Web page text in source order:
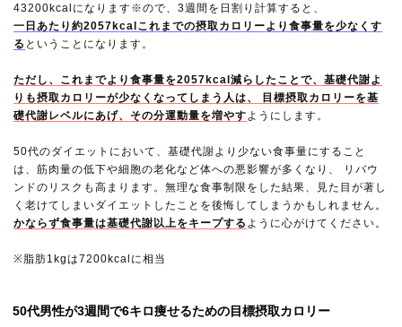
43200kcalになります※ので、3週間を日割り計算すると、
一日あたり約2057kcalこれまでの摂取カロリーより食事量を少なくす
る ということになります。
ただし、これまでより食事量を2057kcal減らしたことで、基礎代謝よ
りも摂取カロリーが少なくなってしまう人は、 目標摂取カロリーを基
礎代謝レベルにあげ、その分運動量を増やすようにします。
50代のダイエットにおいて、基礎代謝より少ない食事量にすること
は、筋肉量の低下や細胞の老化など体への悪影響が多くなり、 リバウ
ンドのリスクも高まります。無理な食事制限をした結果、見た目が著し
く老けてしまいダイエットしたことを後悔してしまうかもしれません。
かならず食事量は基礎代謝以上をキープする ように心がけてください。
※脂肪1kgは7200kcalに相当
50代男性が3週間で6キロ痩せるための目標摂取カロリー